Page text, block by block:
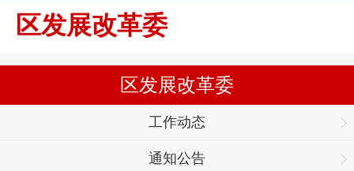
区发展改革委
区发展改革委
工作动态
通知公告